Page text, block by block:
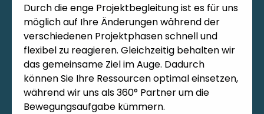
Durch die enge Projektbegleitung ist es für uns
möglich auf Ihre Änderungen während der
verschiedenen Projektphasen schnell und
flexibel zu reagieren. Gleichzeitig behalten wir
das gemeinsame Ziel im Auge. Dadurch
können Sie Ihre Ressourcen optimal einsetzen,
während wir uns als 360° Partner um die
Bewegungsaufgabe kümmern.